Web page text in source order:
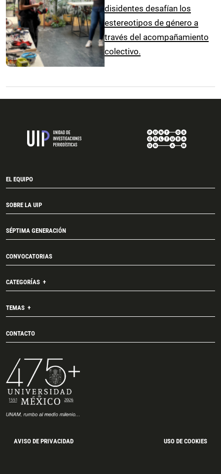
disidentes desafían los
estereotipos de género a
través del acompañamiento
colectivo.
EL EQUIPO
SOBRE LA UIP
SÉPTIMA GENERACIÓN
CONVOCATORIAS
CATEGORÍAS
TEMAS
CONTACTO
AVISO DE PRIVACIDAD USO DE COOKIES